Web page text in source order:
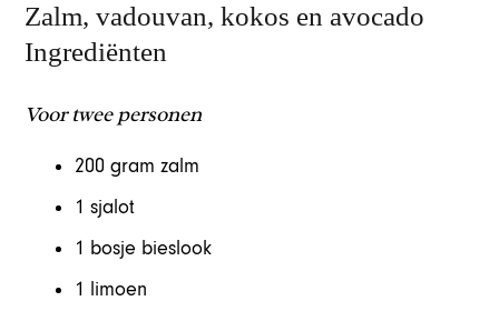
Zalm, vadouvan, kokos en avocado
Ingrediënten
Voor twee personen
200 gram zalm
1 sjalot
1 bosje bieslook
1 limoen